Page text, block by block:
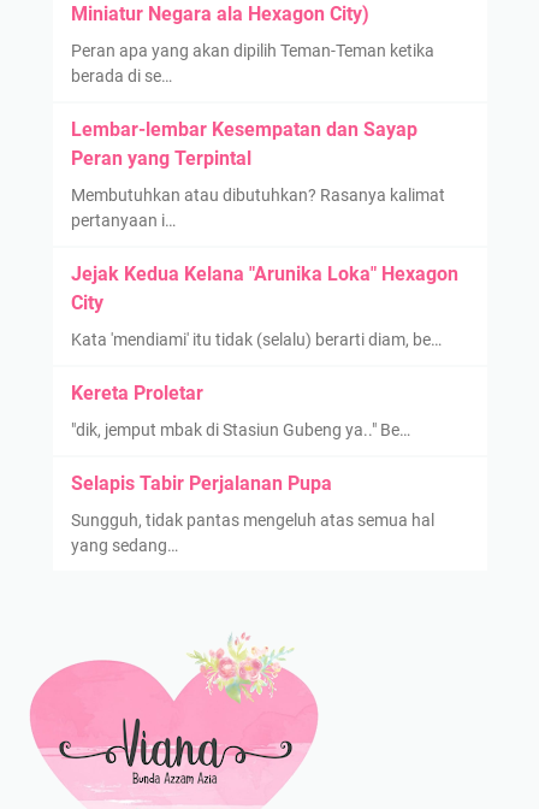
Miniatur Negara ala Hexagon City)
Peran apa yang akan dipilih Teman-Teman ketika
berada di se…
Lembar-lembar Kesempatan dan Sayap
Peran yang Terpintal
Membutuhkan atau dibutuhkan? Rasanya kalimat
pertanyaan i…
Jejak Kedua Kelana "Arunika Loka" Hexagon
City
Kata 'mendiami' itu tidak (selalu) berarti diam, be…
Kereta Proletar
"dik, jemput mbak di Stasiun Gubeng ya.." Be…
Selapis Tabir Perjalanan Pupa
Sungguh, tidak pantas mengeluh atas semua hal
yang sedang…